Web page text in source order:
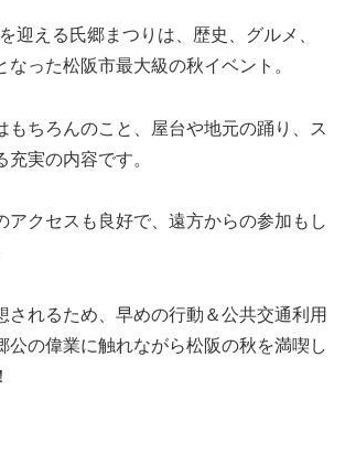
迎える氏郷まつりは、歴史、グルメ、
なった松阪市最大級の秋イベント。
もちろんのこと、屋台や地元の踊り、ス
実の内容です。
アクセスも良好で、遠方からの参加もし
されるため、早めの行動＆公共交通利用
公の偉業に触れながら松阪の秋を満喫し